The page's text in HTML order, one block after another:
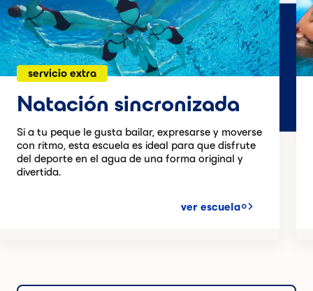
servicio extra
Natación sincronizada
Si a tu peque le gusta bailar, expresarse y moverse
con ritmo, esta escuela es ideal para que disfrute
del deporte en el agua de una forma original y
divertida.
ver escuela